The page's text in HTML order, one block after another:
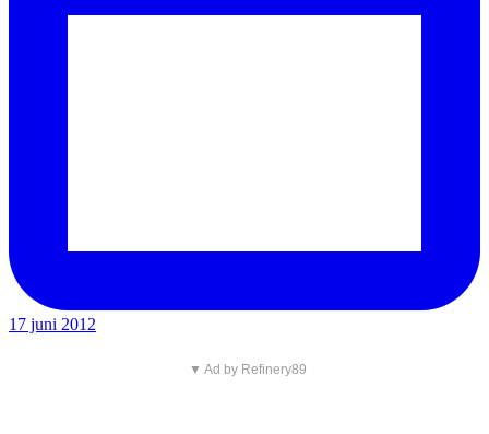
17 juni 2012
▼ Ad by Refinery89